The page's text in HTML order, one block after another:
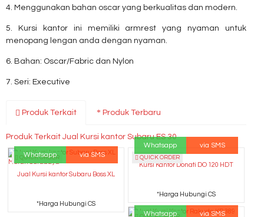
4. Menggunakan bahan oscar yang berkualitas dan modern.
5. Kursi kantor ini memiliki armrest yang nyaman untuk
menopang lengan anda dengan nyaman.
6. Bahan: Oscar/Fabric dan Nylon
7. Seri: Executive
Produk Terkait Produk Terbaru
Produk Terkait Jual Kursi kantor Subaru ES 30
QUICK ORDER
Whatsapp via SMS
Jual Kursi kantor Subaru Boss XL
*Harga Hubungi CS
QUICK ORDER
Whatsapp via SMS
Kursi Kantor Donati DO 120 HDT
*Harga Hubungi CS
Whatsapp via SMS